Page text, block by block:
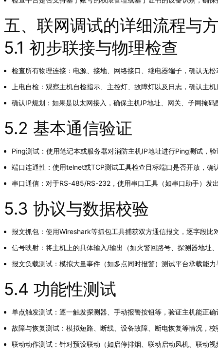
五、联网调试的详细流程与
5.1 初步联接与物理检查
检查所有物理连接：电源、接地、网络接口、继电器端子，确认无
上电自检：观察主机自检指示、主控灯、故障灯以及日志，确认主
确认IP规划：如果是以太网接入，确保主机IP地址、网关、子网掩
5.2 基本通信验证
Ping测试：使用笔记本或服务器对消防主机IP地址进行Ping测试，
端口连通性：使用telnet或TCP测试工具检查目标端口是否开放，确
串口通信：对于RS-485/RS-232，使用串口工具（如串口助手）发
5.3 协议与数据校验
报文抓包：使用Wireshark等抓包工具捕获双方通信报文，逐字段
信号映射：将主机上的具体输入/输出（如火警回路号、探测器地址
报文负载测试：模拟大量事件（如多点同时报警）测试平台承载能
5.4 功能性测试
单点触发测试：逐一触发探测器、手动报警按钮等，验证主机能正
故障与恢复测试：模拟短路、断线、设备故障、断电恢复等情况，
联动动作测试：针对预设联动（如启停排烟、联动启动风机、联动